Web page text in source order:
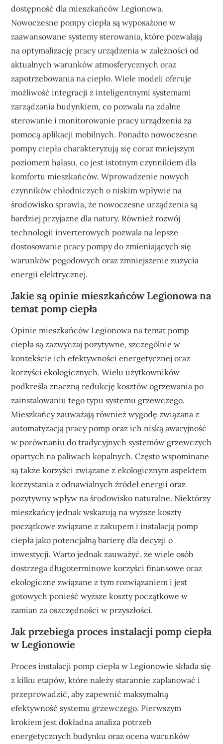
dostępność dla mieszkańców Legionowa.
Nowoczesne pompy ciepła są wyposażone w
zaawansowane systemy sterowania, które pozwalają
na optymalizację pracy urządzenia w zależności od
aktualnych warunków atmosferycznych oraz
zapotrzebowania na ciepło. Wiele modeli oferuje
możliwość integracji z inteligentnymi systemami
zarządzania budynkiem, co pozwala na zdalne
sterowanie i monitorowanie pracy urządzenia za
pomocą aplikacji mobilnych. Ponadto nowoczesne
pompy ciepła charakteryzują się coraz mniejszym
poziomem hałasu, co jest istotnym czynnikiem dla
komfortu mieszkańców. Wprowadzenie nowych
czynników chłodniczych o niskim wpływie na
środowisko sprawia, że nowoczesne urządzenia są
bardziej przyjazne dla natury. Również rozwój
technologii inverterowych pozwala na lepsze
dostosowanie pracy pompy do zmieniających się
warunków pogodowych oraz zmniejszenie zużycia
energii elektrycznej.
Jakie są opinie mieszkańców Legionowa na
temat pomp ciepła
Opinie mieszkańców Legionowa na temat pomp
ciepła są zazwyczaj pozytywne, szczególnie w
kontekście ich efektywności energetycznej oraz
korzyści ekologicznych. Wielu użytkowników
podkreśla znaczną redukcję kosztów ogrzewania po
zainstalowaniu tego typu systemu grzewczego.
Mieszkańcy zauważają również wygodę związana z
automatyzacją pracy pomp oraz ich niską awaryjność
w porównaniu do tradycyjnych systemów grzewczych
opartych na paliwach kopalnych. Często wspominane
są także korzyści związane z ekologicznym aspektem
korzystania z odnawialnych źródeł energii oraz
pozytywny wpływ na środowisko naturalne. Niektórzy
mieszkańcy jednak wskazują na wyższe koszty
początkowe związane z zakupem i instalacją pomp
ciepła jako potencjalną barierę dla decyzji o
inwestycji. Warto jednak zauważyć, że wiele osób
dostrzega długoterminowe korzyści finansowe oraz
ekologiczne związane z tym rozwiązaniem i jest
gotowych ponieść wyższe koszty początkowe w
zamian za oszczędności w przyszłości.
Jak przebiega proces instalacji pomp ciepła
w Legionowie
Proces instalacji pomp ciepła w Legionowie składa się
z kilku etapów, które należy starannie zaplanować i
przeprowadzić, aby zapewnić maksymalną
efektywność systemu grzewczego. Pierwszym
krokiem jest dokładna analiza potrzeb
energetycznych budynku oraz ocena warunków